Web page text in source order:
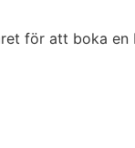
för att boka